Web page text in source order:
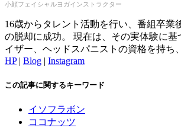
小顔フェイシャルヨガインストラクター
16歳からタレント活動を行い、番組卒
の脱却に成功。 現在は、その実体験に
イザー、ヘッドスパニストの資格を持ち
HP| Blog | Instagram
この記事に関するキーワード
イソフラボン
ココナッツ